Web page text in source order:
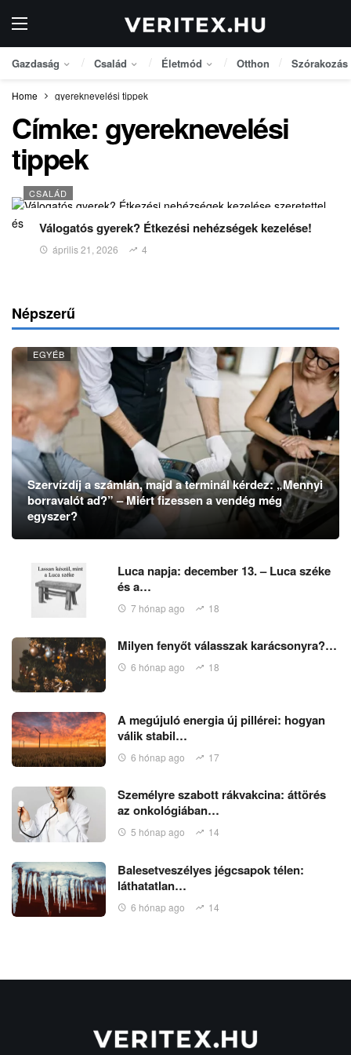
Gazdaság Család Életmód Otthon Szórakozás
Home gyereknevelési tippek
Címke: gyereknevelési
tippek
CSALÁD
Válogatós gyerek? Étkezési nehézségek kezelése!
április 21, 2026 4
Népszerű
EGYÉB
Szervízdíj a számlán, majd a terminál kérdez: „Mennyi
borravalót ad?” – Miért fizessen a vendég még
egyszer?
Luca napja: december 13. – Luca széke
és a…
7 hónap ago 18
Milyen fenyőt válasszak karácsonyra?…
6 hónap ago 18
A megújuló energia új pillérei: hogyan
válik stabil…
6 hónap ago 17
Személyre szabott rákvakcina: áttörés
az onkológiában…
5 hónap ago 14
Balesetveszélyes jégcsapok télen:
láthatatlan…
6 hónap ago 14